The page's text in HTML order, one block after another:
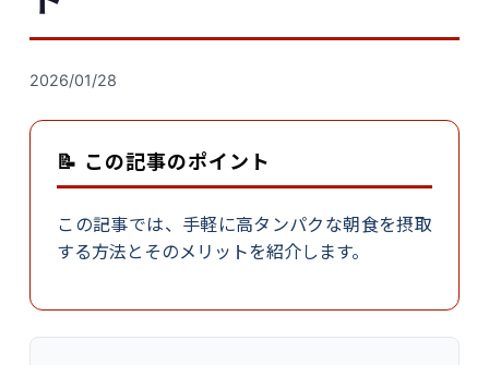
2026/01/28
📝 この記事のポイント
この記事では、手軽に高タンパクな朝食を摂取
する方法とそのメリットを紹介します。